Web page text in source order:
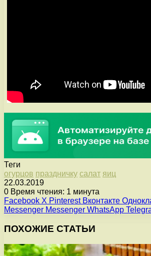
Теги
огурцов праздничку салат яиц
22.03.2019
0 Время чтения: 1 минута
Facebook X Pinterest Вконтакте
Messenger Messenger WhatsApp
ПОХОЖИЕ СТАТЬИ